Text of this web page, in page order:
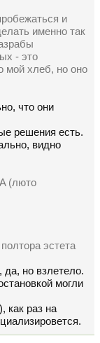
и
именно так
- это
мой хлеб, но оно
что они
решения есть.
видно
(люто
эстета
да, но взлетело.
могли
как раз на